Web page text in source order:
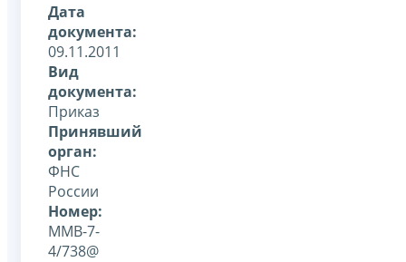
Дата
документа:
09.11.2011
Вид
документа:
Приказ
Принявший
орган:
ФНС
России
Номер:
ММВ-7-
4/738@